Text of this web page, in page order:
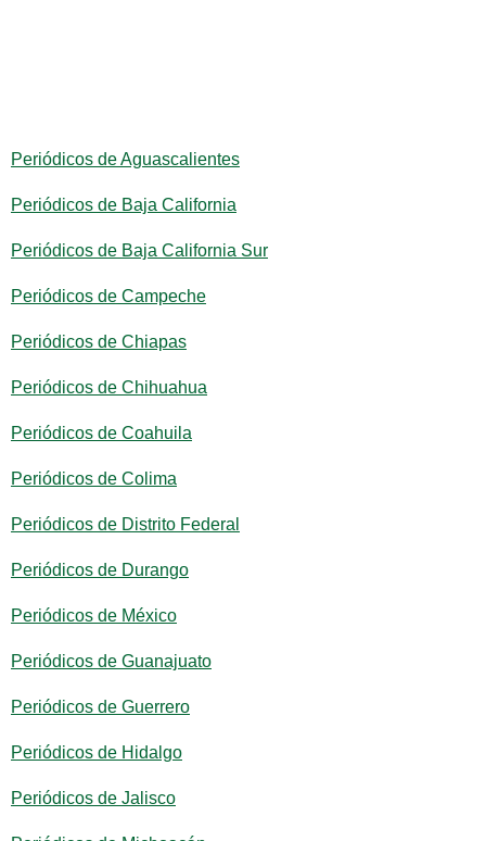
Periódicos de Aguascalientes
Periódicos de Baja California
Periódicos de Baja California Sur
Periódicos de Campeche
Periódicos de Chiapas
Periódicos de Chihuahua
Periódicos de Coahuila
Periódicos de Colima
Periódicos de Distrito Federal
Periódicos de Durango
Periódicos de México
Periódicos de Guanajuato
Periódicos de Guerrero
Periódicos de Hidalgo
Periódicos de Jalisco